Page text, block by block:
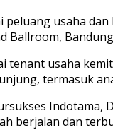
peluang usaha
Ballroom,
tenant usaha
termasuk
Indotama,
berjalan dan